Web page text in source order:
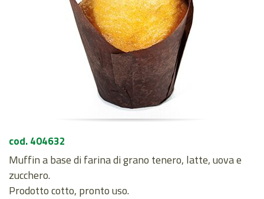
cod. 404632
Muffin a base di farina di grano tenero, latte, uova e
zucchero.
Prodotto cotto, pronto uso.